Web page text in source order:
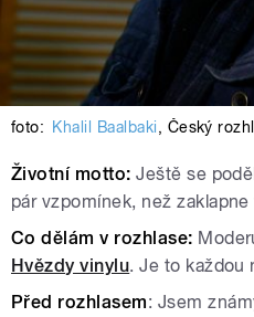
foto: Khalil Baalbaki, Český
Životní motto:Ještě se
pár vzpomínek, než zaklapne
Co dělám v rozhlase:
Hvězdy vinylu. Je to každou
Před rozhlasem: Jsem